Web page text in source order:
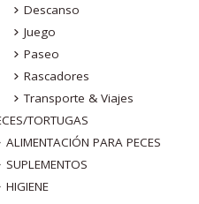
Descanso
Juego
Paseo
Rascadores
Transporte & Viajes
TORTUGAS
ALIMENTACIÓN PARA PECES
SUPLEMENTOS
HIGIENE